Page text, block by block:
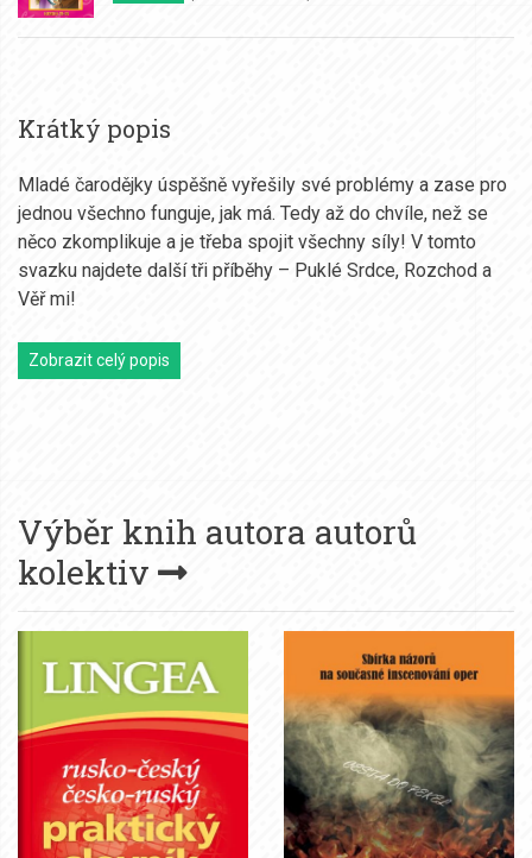
Krátký popis
Mladé čarodějky úspěšně vyřešily své problémy a zase pro
jednou všechno funguje, jak má. Tedy až do chvíle, než se
něco zkomplikuje a je třeba spojit všechny síly! V tomto
svazku najdete další tři příběhy – Puklé Srdce, Rozchod a
Věř mi!
Zobrazit celý popis
Výběr knih autora autorů
kolektiv